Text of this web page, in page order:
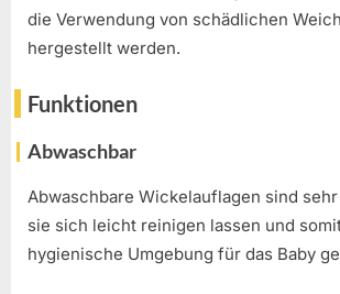
die Verwendung von schädlichen
hergestellt werden.
Funktionen
Abwaschbar
Abwaschbare Wickelauflagen sind
sie sich leicht reinigen lassen und
hygienische Umgebung für das Baby